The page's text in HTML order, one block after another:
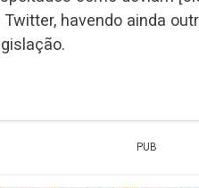
havendo ainda
PUB